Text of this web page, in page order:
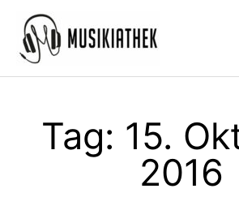
Inhalt
springen
Tag: 15.
2016